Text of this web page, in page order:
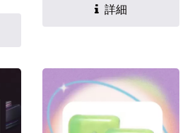
な
イ
。
応じて、お好みの成分、
できます。
詳細